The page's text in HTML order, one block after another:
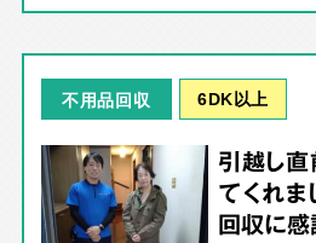
不用品回収 6DK以上
引越し
てくれま
回収に感